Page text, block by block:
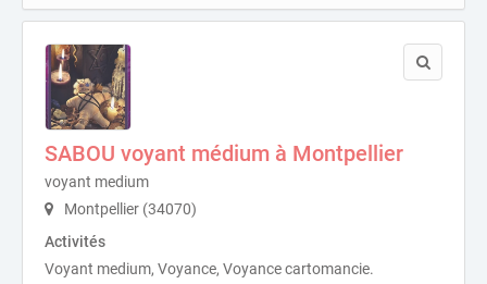
SABOU voyant médium à Montpellier
voyant medium
Montpellier (34070)
Activités
Voyant medium, Voyance, Voyance cartomancie.